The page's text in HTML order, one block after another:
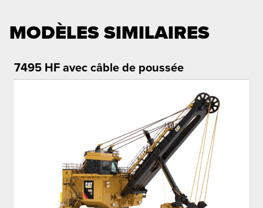
MODÈLES SIMILAIRES
7495 HF avec câble de poussée